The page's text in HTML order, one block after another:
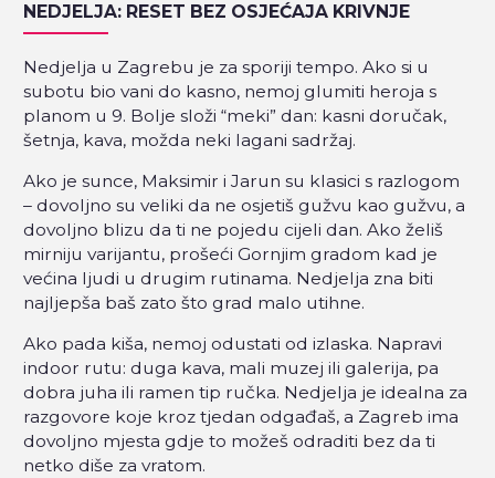
NEDJELJA: RESET BEZ OSJEĆAJA KRIVNJE
Nedjelja u Zagrebu je za sporiji tempo. Ako si u
subotu bio vani do kasno, nemoj glumiti heroja s
planom u 9. Bolje složi “meki” dan: kasni doručak,
šetnja, kava, možda neki lagani sadržaj.
Ako je sunce, Maksimir i Jarun su klasici s razlogom
– dovoljno su veliki da ne osjetiš gužvu kao gužvu, a
dovoljno blizu da ti ne pojedu cijeli dan. Ako želiš
mirniju varijantu, prošeći Gornjim gradom kad je
većina ljudi u drugim rutinama. Nedjelja zna biti
najljepša baš zato što grad malo utihne.
Ako pada kiša, nemoj odustati od izlaska. Napravi
indoor rutu: duga kava, mali muzej ili galerija, pa
dobra juha ili ramen tip ručka. Nedjelja je idealna za
razgovore koje kroz tjedan odgađaš, a Zagreb ima
dovoljno mjesta gdje to možeš odraditi bez da ti
netko diše za vratom.